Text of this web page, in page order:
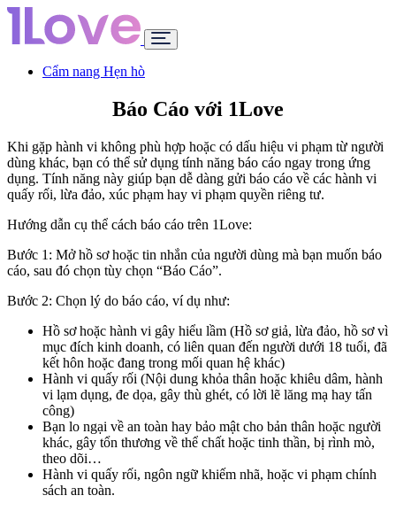
Cẩm nang Hẹn hò
Báo Cáo với 1Love
Khi gặp hành vi không phù hợp hoặc có dấu hiệu vi phạm từ người
dùng khác, bạn có thể sử dụng tính năng báo cáo ngay trong ứng
dụng. Tính năng này giúp bạn dễ dàng gửi báo cáo về các hành vi
quấy rối, lừa đảo, xúc phạm hay vi phạm quyền riêng tư.
Hướng dẫn cụ thể cách báo cáo trên 1Love:
Bước 1: Mở hồ sơ hoặc tin nhắn của người dùng mà bạn muốn báo
cáo, sau đó chọn tùy chọn “Báo Cáo”.
Bước 2: Chọn lý do báo cáo, ví dụ như:
Hồ sơ hoặc hành vi gây hiểu lầm (Hồ sơ giả, lừa đảo, hồ sơ vì
mục đích kinh doanh, có liên quan đến người dưới 18 tuổi, đã
kết hôn hoặc đang trong mối quan hệ khác)
Hành vi quấy rối (Nội dung khỏa thân hoặc khiêu dâm, hành
vi lạm dụng, đe dọa, gây thù ghét, có lời lẽ lăng mạ hay tấn
công)
Bạn lo ngại về an toàn hay bảo mật cho bản thân hoặc người
khác, gây tổn thương về thể chất hoặc tinh thần, bị rình mò,
theo dõi…
Hành vi quấy rối, ngôn ngữ khiếm nhã, hoặc vi phạm chính
sách an toàn.